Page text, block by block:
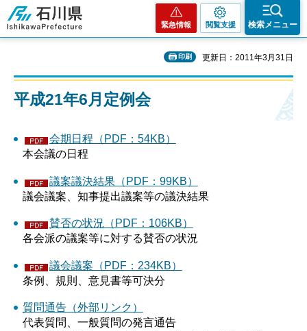
石川県
緊急情報 閲覧支援 検索メニュー
印刷 更新日：2011年3月31日
平成21年6月定例会
会期日程（PDF：54KB）
本会議の日程
議案議決結果（PDF：99KB）
議会議案、知事提出議案等の議決結果
賛否の状況（PDF：106KB）
各会派の議案等に対する賛否の状況
議会議案（PDF：234KB）
条例、規則、意見書等可決分
質問通告（外部リンク）
代表質問、一般質問の発言通告